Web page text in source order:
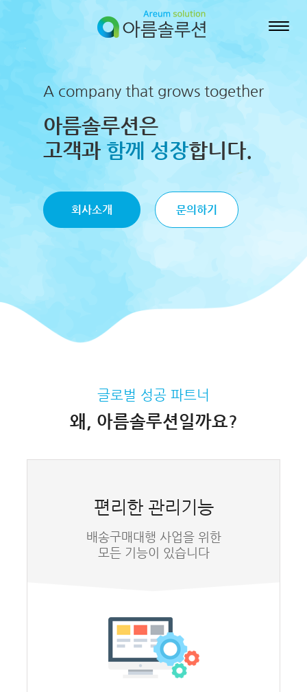
A company that grows together
아름솔루션은
고객과 함께 성장합니다.
회사소개 문의하기
글로벌 성공 파트너
왜, 아름솔루션일까요?
편리한 관리기능
배송구매대행 사업을 위한
모든 기능이 있습니다